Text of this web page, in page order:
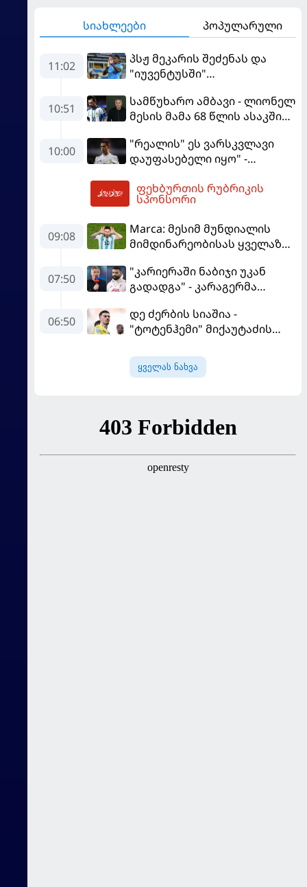
სიახლეები პოპულარული
11:02
პსჟ მეკარის შეძენას და
"იუვენტუსში"
10:51
სამწუხარო ამბავი - ლიონელ
მესის მამა 68 წლის ასაკში
10:00
"რეალის" ეს ვარსკვლავი
დაუფასებელი იყო" -
თანაგუნდელზე ისაუბრა
ფეხბურთის რუბრიკის
სპონსორი
09:08
Marca: მესიმ მუნდიალის
მიმდინარეობისას ყველაზე
07:50
"კარიერაში ნაბიჯი უკან
გადადგა" - კარაგერმა
06:50
დე ძერბის სიაშია -
"ტოტენჰემი" მიქაუტაძის
ყველას ნახვა